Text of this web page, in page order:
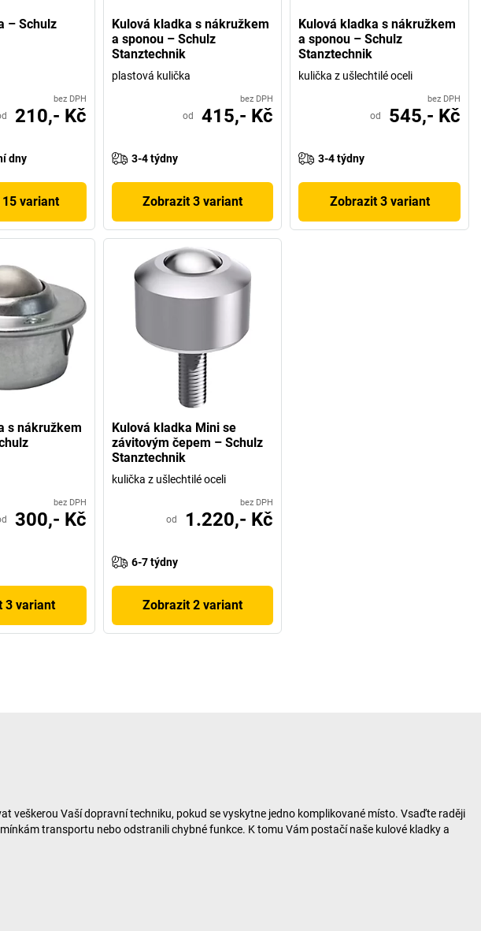
– Schulz
bez DPH
210,- Kč
dny
variant
Kulová kladka s nákružkem
a sponou – Schulz
Stanztechnik
plastová kulička
bez DPH
od 415,- Kč
3-4 týdny
Zobrazit 3 variant
Kulová kladka s nákružkem
a sponou – Schulz
Stanztechnik
kulička z ušlechtilé oceli
bez DPH
od 545,- Kč
3-4 týdny
Zobrazit 3 variant
s nákružkem
bez DPH
300,- Kč
3 variant
Kulová kladka Mini se
závitovým čepem – Schulz
Stanztechnik
kulička z ušlechtilé oceli
bez DPH
od 1.220,- Kč
6-7 týdny
Zobrazit 2 variant
veškerou Vaší dopravní techniku, pokud se vyskytne jedno komplikované místo. Vsaďte raději
transportu nebo odstranili chybné funkce. K tomu Vám postačí naše kulové kladky a